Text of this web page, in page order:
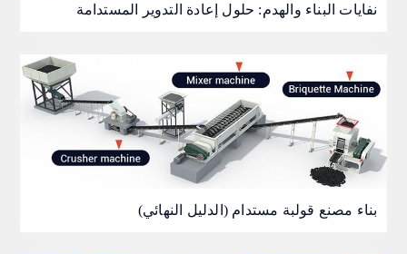
نفايات البناء والهدم: حلول إعادة التدوير المستدامة
بناء مصنع قولبة مستدام (الدليل النهائي)